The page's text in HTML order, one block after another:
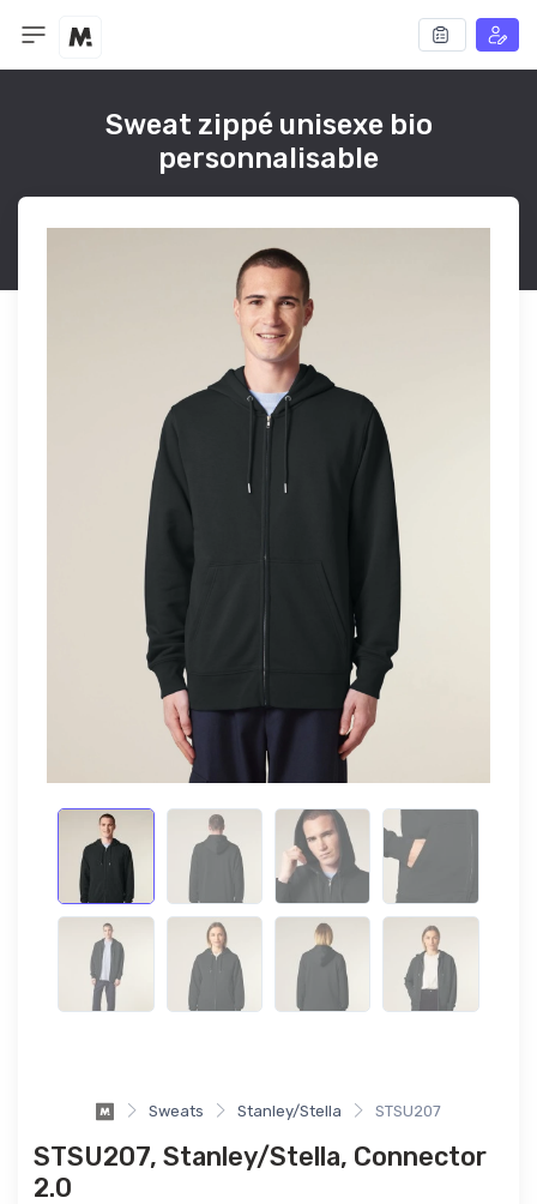
Sweat zippé unisexe bio
personnalisable
Sweats Stanley/Stella STSU207
STSU207, Stanley/Stella, Connector
2.0